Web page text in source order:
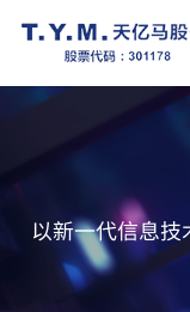
核心能力
解决方案
以新一代信息